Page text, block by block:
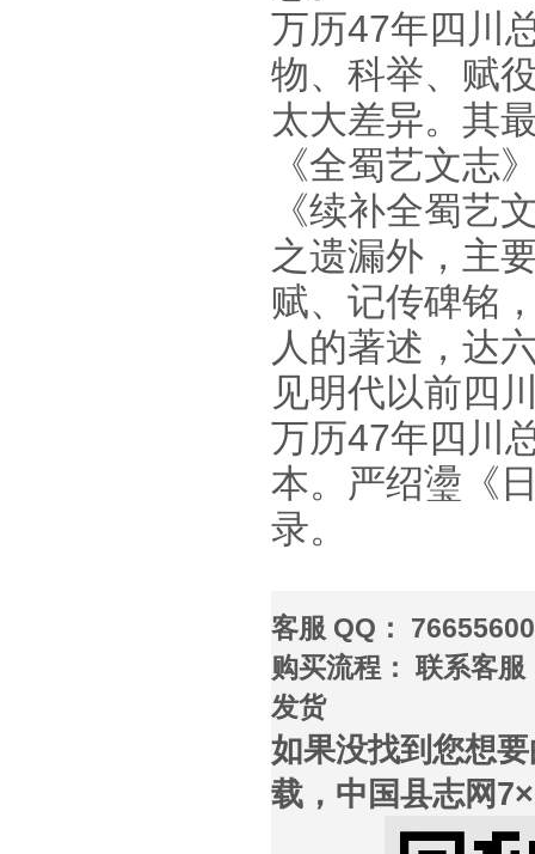
万历47年四川
物、科举、赋
太大差异。其
《全蜀艺文志
《续补全蜀艺
之遗漏外，主
赋、记传碑铭
人的著述，达
见明代以前四
万历47年四川
本。严绍璗《
录。
客服 QQ：
购买流程： 联系客
发货
如果没找到您想
载，中国县志网